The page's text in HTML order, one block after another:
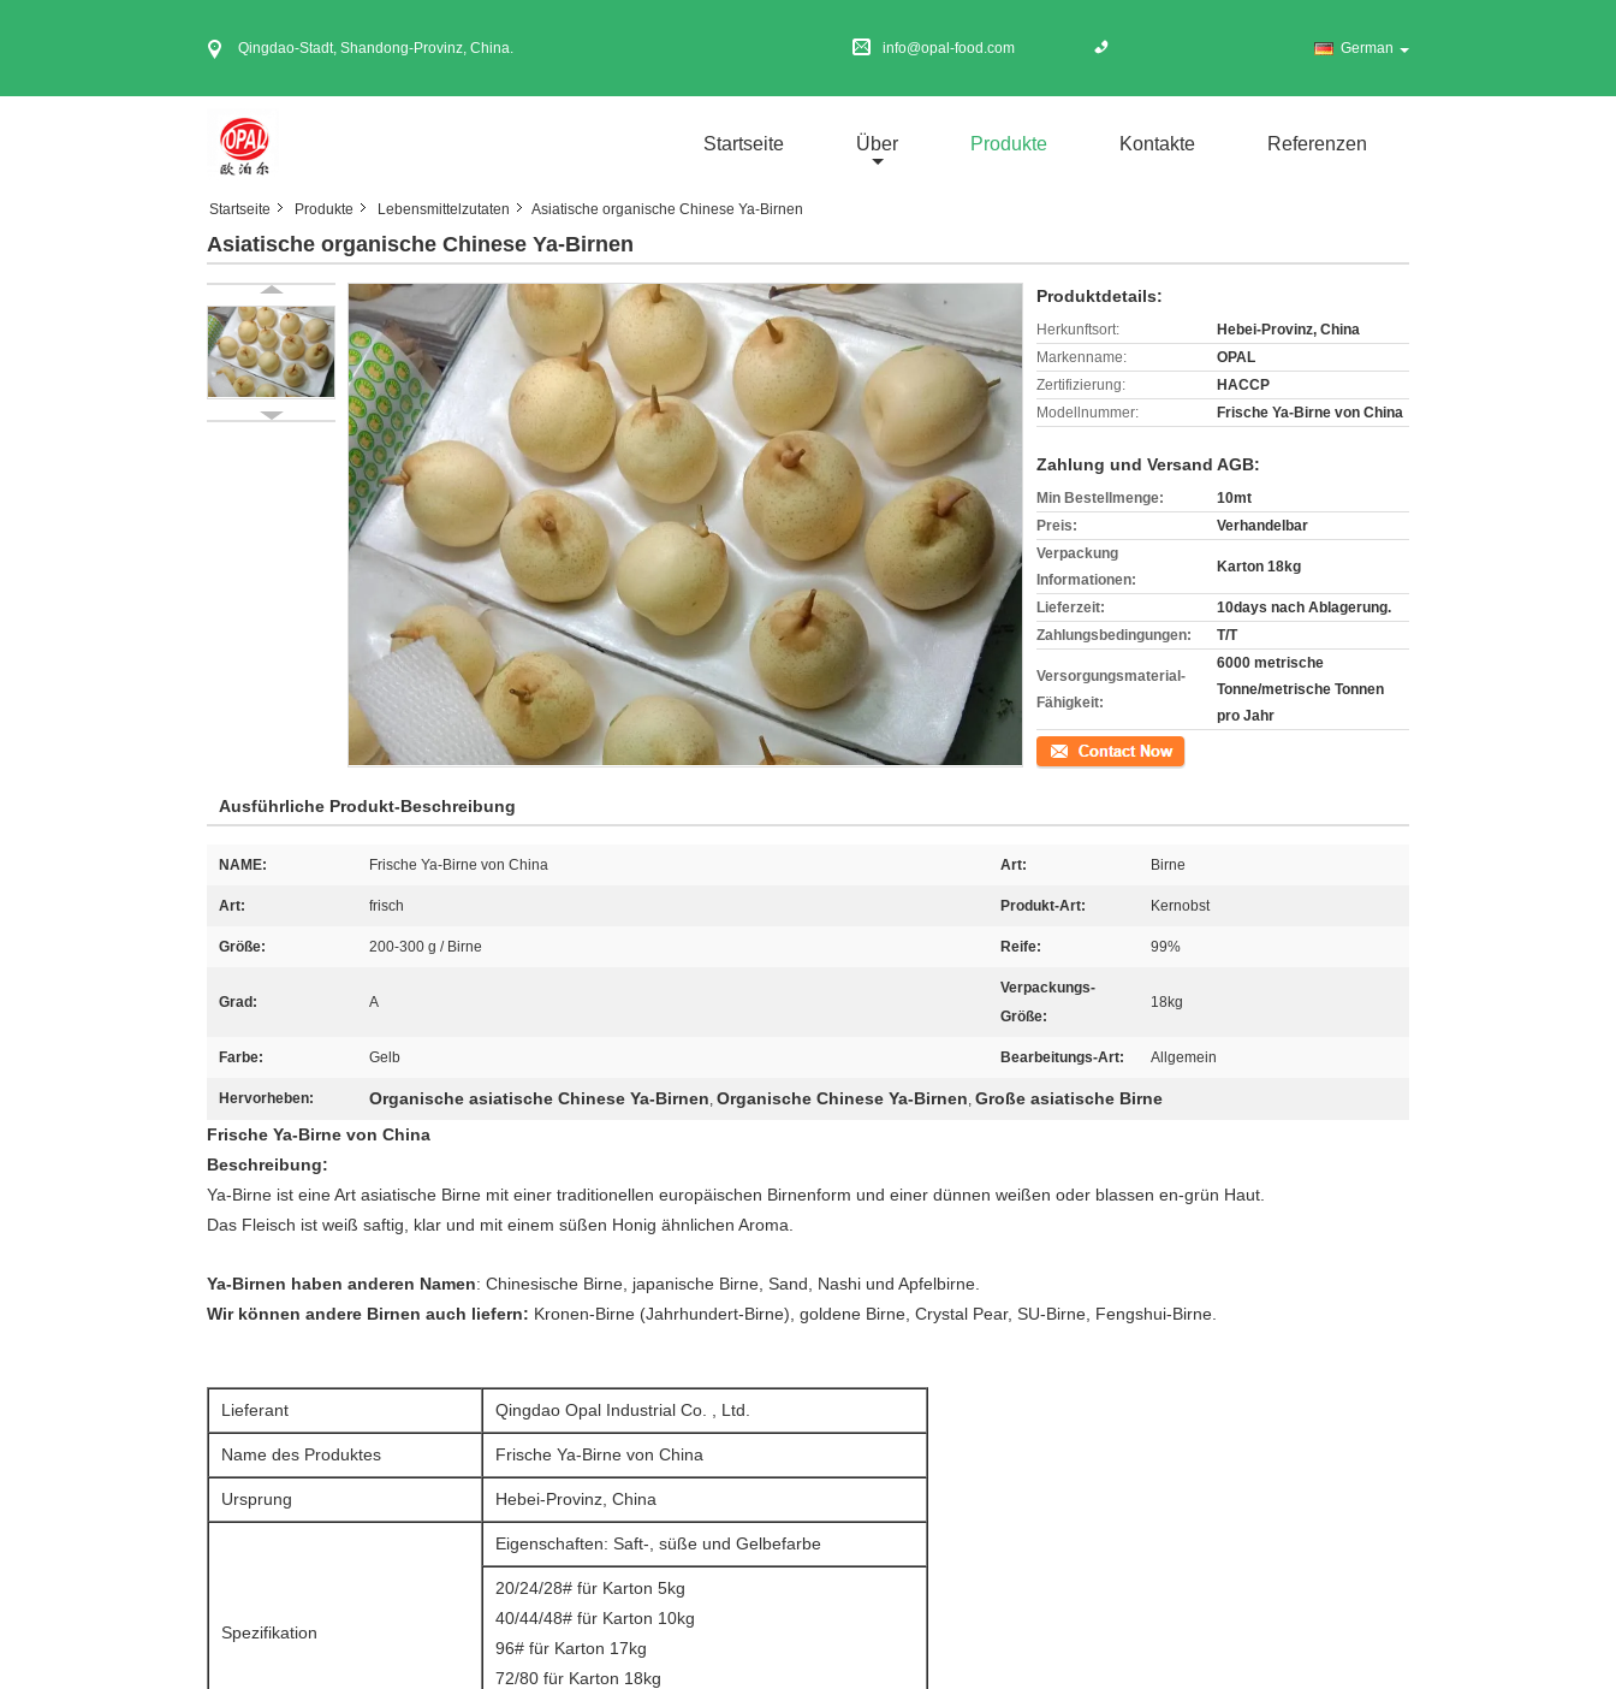
Qingdao-Stadt, Shandong-Provinz, China. info@opal-food.com German
Startseite Über Produkte Kontakte Referenzen
Startseite Produkte Lebensmittelzutaten Asiatische organische Chinese Ya-Birnen
Asiatische organische Chinese Ya-Birnen
Produktdetails:
Herkunftsort:
Hebei-Provinz, China
Markenname:
OPAL
Zertifizierung:
HACCP
Modellnummer:
Frische Ya-Birne von China
Zahlung und Versand AGB:
Min Bestellmenge:
10mt
Preis:
Verhandelbar
Verpackung
Informationen:
Karton 18kg
Lieferzeit:
10days nach Ablagerung.
Zahlungsbedingungen:
T/T
Versorgungsmaterial-
Fähigkeit:
6000 metrische
Tonne/metrische Tonnen
pro Jahr
Kontakt
Ausführliche Produkt-Beschreibung
NAME: Frische Ya-Birne von China Art: Birne
Art: frisch Produkt-Art: Kernobst
Größe: 200-300 g / Birne Reife: 99%
Grad: A
Verpackungs-
Größe:
18kg
Farbe: Gelb Bearbeitungs-Art: Allgemein
Hervorheben: Organische asiatische Chinese Ya-Birnen, Organische Chinese Ya-Birnen, Große asiatische Birne
Frische Ya-Birne von China
Beschreibung:
Ya-Birne ist eine Art asiatische Birne mit einer traditionellen europäischen Birnenform und einer dünnen weißen oder blassen en-grün Haut.
Das Fleisch ist weiß saftig, klar und mit einem süßen Honig ähnlichen Aroma.
Ya-Birnen haben anderen Namen: Chinesische Birne, japanische Birne, Sand, Nashi und Apfelbirne.
Wir können andere Birnen auch liefern: Kronen-Birne (Jahrhundert-Birne), goldene Birne, Crystal Pear, SU-Birne, Fengshui-Birne.
Lieferant Qingdao Opal Industrial Co. , Ltd.
Name des Produktes Frische Ya-Birne von China
Ursprung Hebei-Provinz, China
Spezifikation
Eigenschaften: Saft-, süße und Gelbefarbe
20/24/28# für Karton 5kg
40/44/48# für Karton 10kg
96# für Karton 17kg
72/80 für Karton 18kg